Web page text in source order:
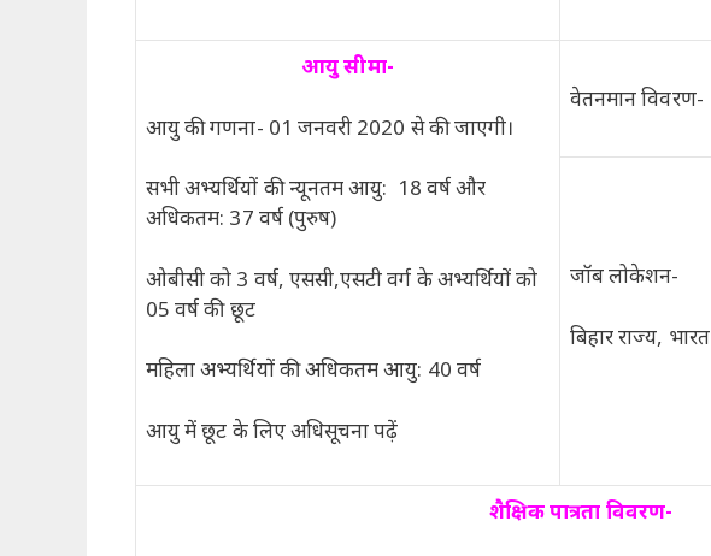
आयु सीमा-
आयु की गणना- 01 जनवरी 2020 से की जाएगी।
सभी अभ्यर्थियों की न्यूनतम आयु: 18 वर्ष और
अधिकतम: 37 वर्ष (पुरुष)
ओबीसी को 3 वर्ष, एससी,एसटी वर्ग के अभ्यर्थियों को
05 वर्ष की छूट
महिला अभ्यर्थियों की अधिकतम आयु: 40 वर्ष
आयु में छूट के लिए अधिसूचना पढ़ें
वेतनमान विवरण-
जॉब लोकेशन-
बिहार राज्य, भारत
शैक्षिक पात्रता विवरण-